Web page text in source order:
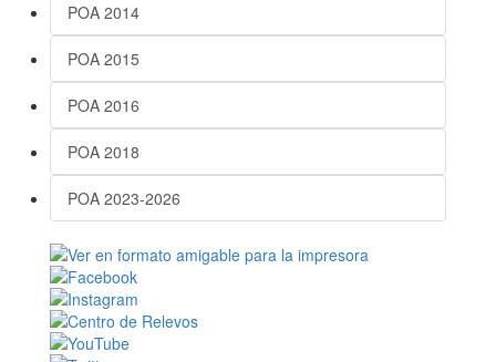
POA 2014
POA 2015
POA 2016
POA 2018
POA 2023-2026